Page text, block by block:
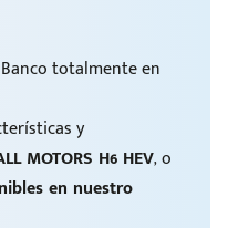
totalmente en
y
MOTORS H6 HEV, o
en nuestro